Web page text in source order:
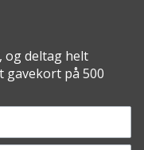
og deltag helt
på 500